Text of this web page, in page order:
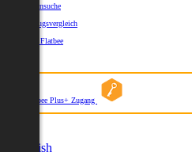
Kartensuche
Umzugsvergleich
Über Flatbee
Flatbee Plus+ Zugang
English